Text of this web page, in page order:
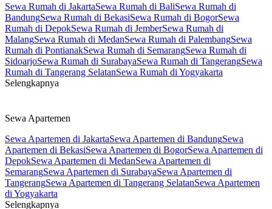
Sewa Rumah di JakartaSewa Rumah di BaliSewa Rumah di
BandungSewa Rumah di BekasiSewa Rumah di BogorSewa
Rumah di DepokSewa Rumah di JemberSewa Rumah di
MalangSewa Rumah di MedanSewa Rumah di PalembangSewa
Rumah di PontianakSewa Rumah di SemarangSewa Rumah di
SidoarjoSewa Rumah di SurabayaSewa Rumah di TangerangSewa
Rumah di Tangerang SelatanSewa Rumah di Yogyakarta
Selengkapnya
Sewa Apartemen
Sewa Apartemen di JakartaSewa Apartemen di BandungSewa
Apartemen di BekasiSewa Apartemen di BogorSewa Apartemen di
DepokSewa Apartemen di MedanSewa Apartemen di
SemarangSewa Apartemen di SurabayaSewa Apartemen di
TangerangSewa Apartemen di Tangerang SelatanSewa Apartemen
di Yogyakarta
Selengkapnya